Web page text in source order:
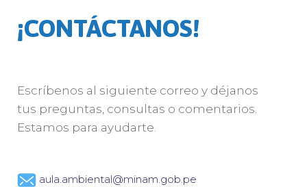
¡CONTÁCTANOS!
Escríbenos al siguiente correo y déjanos
tus preguntas, consultas o comentarios.
Estamos para ayudarte.
aula.ambiental@minam.gob.pe